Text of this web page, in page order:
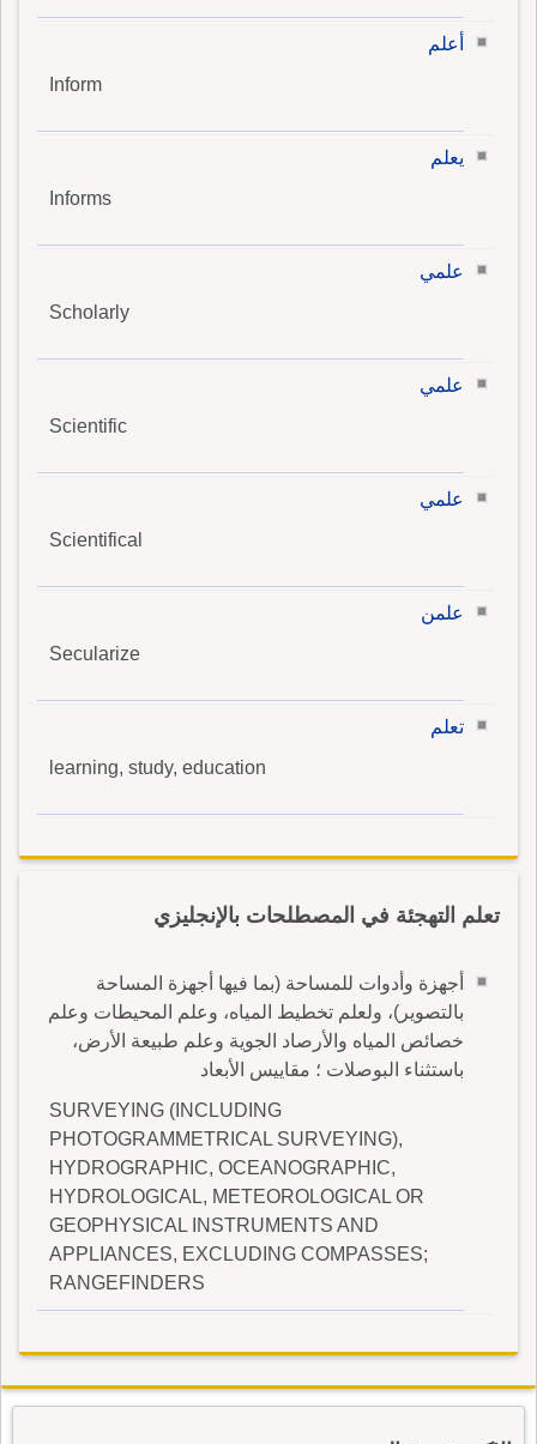
أعلم
Inform
يعلم
Informs
علمي
Scholarly
علمي
Scientific
علمي
Scientifical
علمن
Secularize
تعلم
learning, study, education
تعلم التهجئة في المصطلحات بالإنجليزي
أجهزة وأدوات للمساحة (بما فيها أجهزة المساحة
بالتصوير)، ولعلم تخطيط المياه، وعلم المحيطات وعلم
خصائص المياه والأرصاد الجوية وعلم طبيعة الأرض،
باستثناء البوصلات ؛ مقاييس الأبعاد
SURVEYING (INCLUDING
PHOTOGRAMMETRICAL SURVEYING),
HYDROGRAPHIC, OCEANOGRAPHIC,
HYDROLOGICAL, METEOROLOGICAL OR
GEOPHYSICAL INSTRUMENTS AND
APPLIANCES, EXCLUDING COMPASSES;
RANGEFINDERS